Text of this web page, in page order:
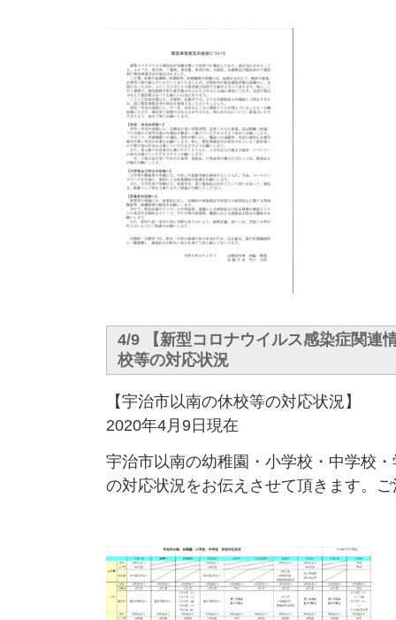
4/9 【新型コロナウイルス感染症関連
校等の対応状況
【宇治市以南の休校等の対応状況】
2020年4月9日現在
宇治市以南の幼稚園・小学校・中学校
の対応状況をお伝えさせて頂きます。